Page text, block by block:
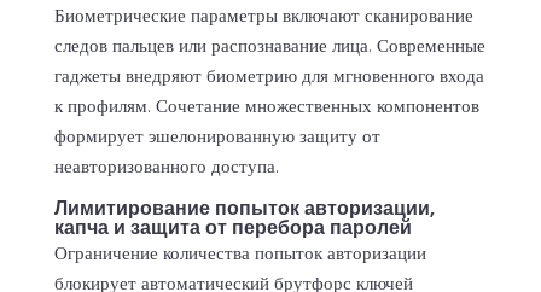
Биометрические параметры включают сканирование
следов пальцев или распознавание лица. Современные
гаджеты внедряют биометрию для мгновенного входа
к профилям. Сочетание множественных компонентов
формирует эшелонированную защиту от
неавторизованного доступа.
Лимитирование попыток авторизации,
капча и защита от перебора паролей
Ограничение количества попыток авторизации
блокирует автоматический брутфорс ключей